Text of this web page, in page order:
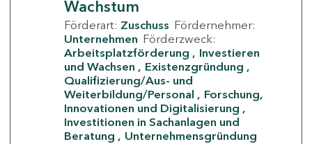
Wachstum
Förderart: Zuschuss Fördernehmer:
Unternehmen Förderzweck:
Arbeitsplatzförderung
Investieren
und Wachsen
Existenzgründung
Qualifizierung/Aus- und
Weiterbildung/Personal
Forschung,
Innovationen und Digitalisierung
Investitionen in Sachanlagen und
Beratung
Unternehmensgründung